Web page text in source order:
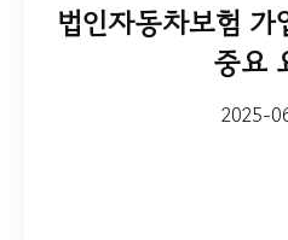
법인자동차보험
중요
2025-